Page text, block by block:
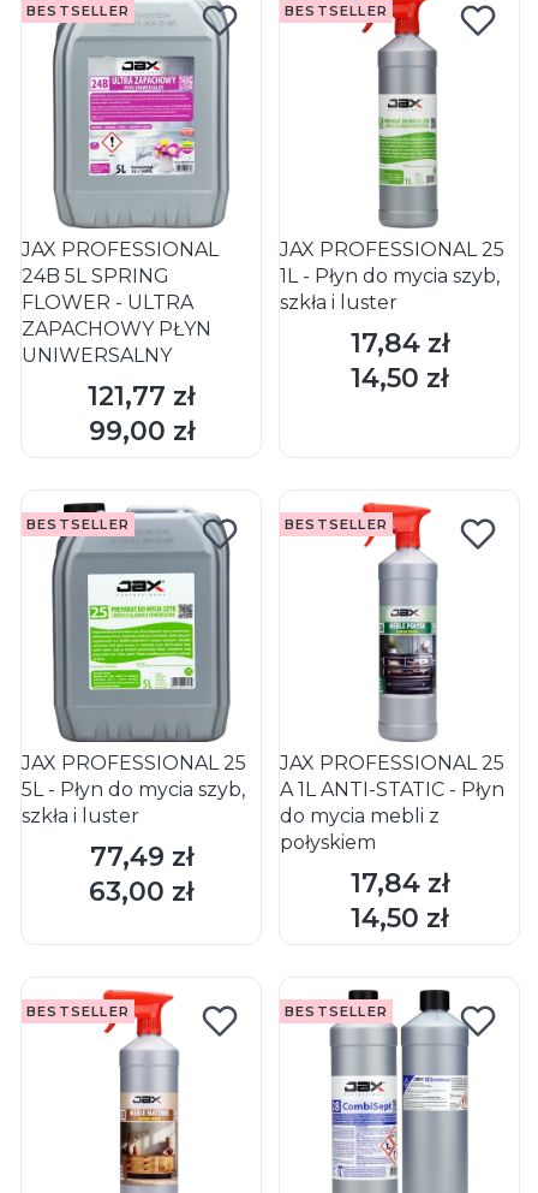
BESTSELLER
JAX PROFESSIONAL
24B 5L SPRING
FLOWER - ULTRA
ZAPACHOWY PŁYN
UNIWERSALNY
Cena
121,77 zł
Cena
99,00 zł
DO KOSZYKA
BESTSELLER
JAX PROFESSIONAL 25
1L - Płyn do mycia szyb,
szkła i luster
Cena
17,84 zł
Cena
14,50 zł
BESTSELLER
JAX PROFESSIONAL 25
5L - Płyn do mycia szyb,
szkła i luster
Cena
77,49 zł
Cena
63,00 zł
DO KOSZYKA
BESTSELLER
JAX PROFESSIONAL 25
A 1L ANTI-STATIC - Płyn
do mycia mebli z
połyskiem
Cena
17,84 zł
Cena
14,50 zł
DO KOSZYKA
BESTSELLER BESTSELLER